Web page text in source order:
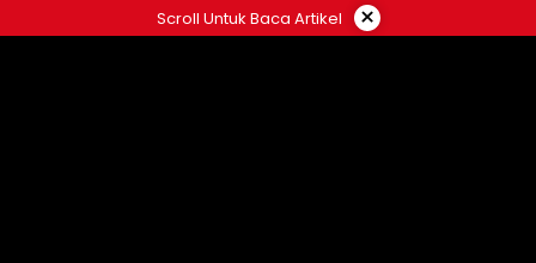
ke
Scroll Untuk Baca Artikel ×